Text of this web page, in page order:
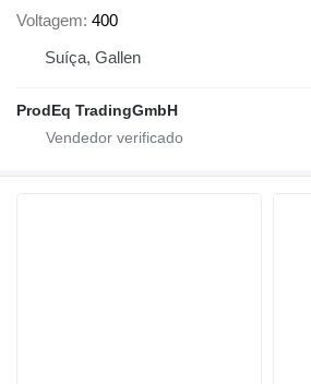
Voltagem 400
Suíça, Gallen
ProdEq TradingGmbH